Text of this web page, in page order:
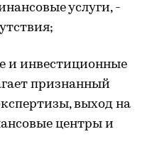
услуги, -
и инвестиционные
признанный
выход на
центры и